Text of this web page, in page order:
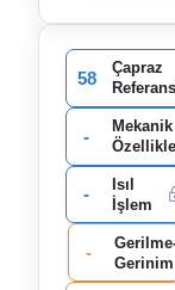
58
Çapraz
-
Mekanik
-
Isıl
İşlem
-
Gerinim